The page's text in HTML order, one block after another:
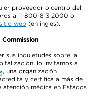
proveedor o centro del
al 1-800-813-2000 o
web (en inglés).
sus inquietudes sobre la
lo invitamos a
, una organización
y certifica a más de
médica en Estados